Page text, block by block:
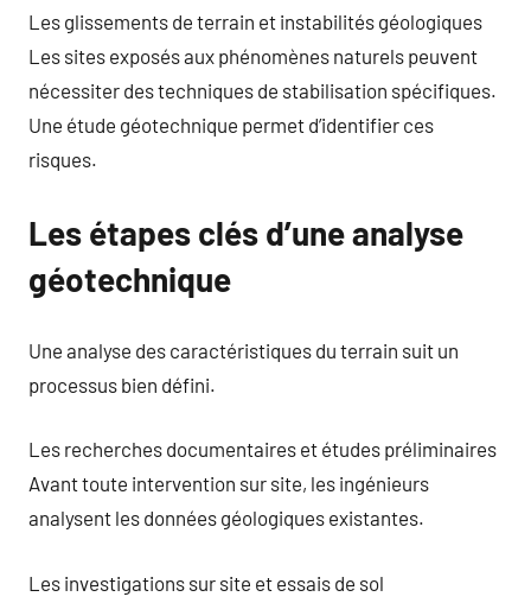
Les glissements de terrain et instabilités géologiques
Les sites exposés aux phénomènes naturels peuvent
nécessiter des techniques de stabilisation spécifiques.
Une étude géotechnique permet d’identifier ces
risques.
Les étapes clés d’une analyse
géotechnique
Une analyse des caractéristiques du terrain suit un
processus bien défini.
Les recherches documentaires et études préliminaires
Avant toute intervention sur site, les ingénieurs
analysent les données géologiques existantes.
Les investigations sur site et essais de sol